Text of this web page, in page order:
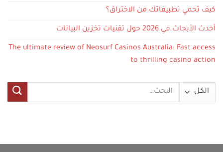
كيف تحمي تطبيقاتك من الاختراق؟
أحدث الأبحاث في 2026 حول تقنيات تخزين البيانات
The ultimate review of Neosurf Casinos Australia: Fast access
to thrilling casino action
البحث